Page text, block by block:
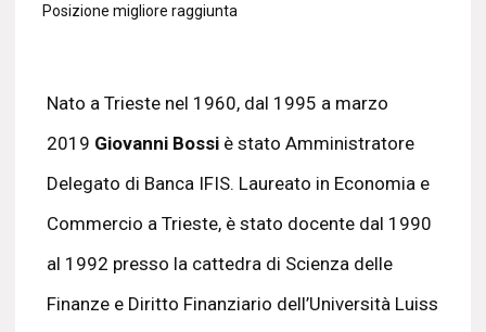
Posizione migliore raggiunta
Nato a Trieste nel 1960, dal 1995 a marzo
2019 Giovanni Bossi è stato Amministratore
Delegato di Banca IFIS. Laureato in Economia e
Commercio a Trieste, è stato docente dal 1990
al 1992 presso la cattedra di Scienza delle
Finanze e Diritto Finanziario dell’Università Luiss